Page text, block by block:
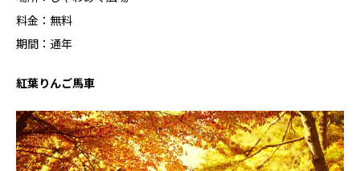
料金：無料
期間：通年
紅葉りんご馬車